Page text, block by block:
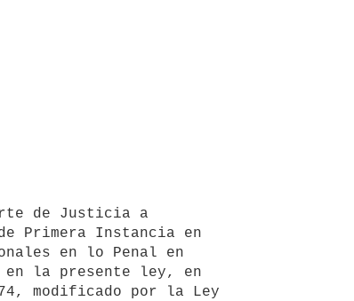
Primera Instancia en
en lo Penal en
la presente ley, en
modificado por la Ley